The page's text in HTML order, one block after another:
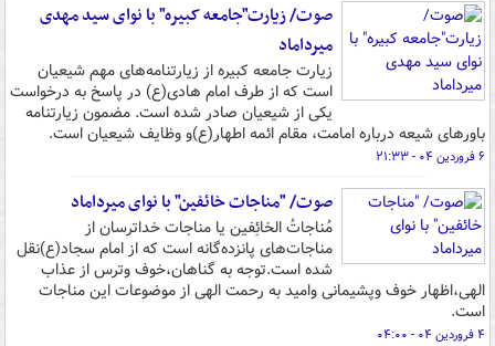
صوت/ زیارت"جامعه کبیره" با نوای سید مهدی
میرداماد
زیارت جامعه کبیره از زیارتنامه‌های مهم شیعیان
است که از طرف امام هادی(ع) در پاسخ به درخواست
یکی از شیعیان صادر شده است. مضمون زیارتنامه
باورهای شیعه درباره امامت، مقام ائمه اطهار(ع)و وظایف شیعیان است.
۶ فروردین ۰۴ - ۲۱:۳۳
صوت/ "مناجات خائفین" با نوای میرداماد
مُناجاتُ الخائِفین یا مناجات خداترسان از
مناجات‌های پانزده‌گانه است که از امام سجاد(ع)نقل
شده است.توجه به گناهان،خوف وترس از عذاب
الهی،اظهار خوف وپشیمانی وامید به رحمت الهی از موضوعات این مناجات
است.
۴ فروردین ۰۴ - ۰۴:۰۰